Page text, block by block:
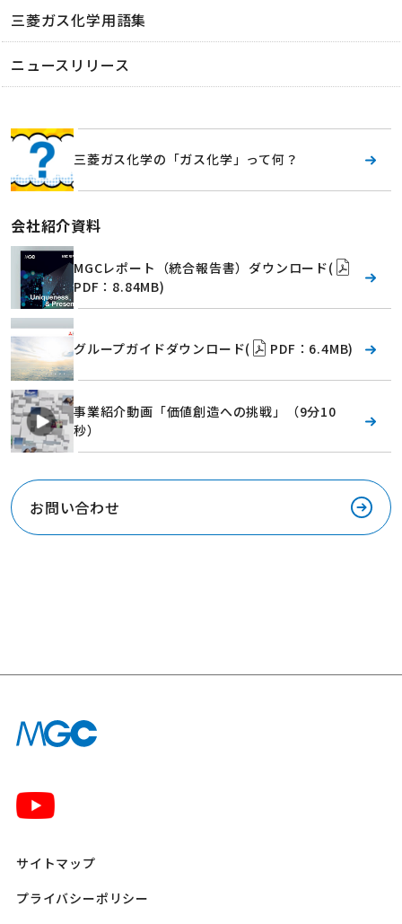
三菱ガス化学用語集
ニュースリリース
三菱ガス化学の「ガス化学」って何？
会社紹介資料
MGCレポート（統合報告書）ダウンロード(
PDF：8.84MB)
グループガイドダウンロード( PDF：6.4MB)
事業紹介動画「価値創造への挑戦」（9分10
秒）
お問い合わせ
サイトマップ
プライバシーポリシー